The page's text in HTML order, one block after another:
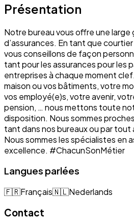
Présentation
Notre bureau vous offre une large
d’assurances. En tant que
vous conseillons de façon
tant pour les assurances pour les
entreprises à chaque moment
maison ou vos bâtiments, votre
vos employé(e)s, votre avenir,
pension, … nous mettons toute
disposition. Nous sommes
tant dans nos bureaux ou par
Nous sommes les spécialistes en
excellence. #ChacunSonMétier
Langues parlées
🇫🇷Français🇳🇱Nederlands
Contact